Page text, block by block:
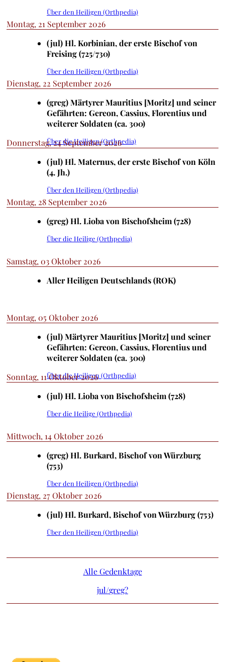
Über den Heiligen (Orthpedia)
Montag, 21 September 2026
(jul) Hl. Korbinian, der erste Bischof von
Freising (725/730)
Über den Heiligen (Orthpedia)
Dienstag, 22 September 2026
(greg) Märtyrer Mauritius [Moritz] und seiner
Gefährten: Gereon, Cassius, Florentius und
weiterer Soldaten (ca. 300)
Über die Heiligen (Orthpedia)
Donnerstag, 24 September 2026
(jul) Hl. Maternus, der erste Bischof von Köln
(4. Jh.)
Über den Heiligen (Orthpedia)
Montag, 28 September 2026
(greg) Hl. Lioba von Bischofsheim (728)
Über die Heilige (Orthpedia)
Samstag, 03 Oktober 2026
Aller Heiligen Deutschlands (ROK)
Montag, 05 Oktober 2026
(jul) Märtyrer Mauritius [Moritz] und seiner
Gefährten: Gereon, Cassius, Florentius und
weiterer Soldaten (ca. 300)
Über die Heiligen (Orthpedia)
Sonntag, 11 Oktober 2026
(jul) Hl. Lioba von Bischofsheim (728)
Über die Heilige (Orthpedia)
Mittwoch, 14 Oktober 2026
(greg) Hl. Burkard, Bischof von Würzburg
(753)
Über den Heiligen (Orthpedia)
Dienstag, 27 Oktober 2026
(jul) Hl. Burkard, Bischof von Würzburg (753)
Über den Heiligen (Orthpedia)
Alle Gedenktage
jul/greg?